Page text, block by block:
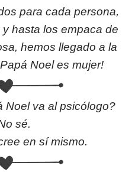
para cada persona,
hasta los empaca de
hemos llegado a la
Noel es mujer!
Noel va al psicólogo?
sé.
en sí mismo.